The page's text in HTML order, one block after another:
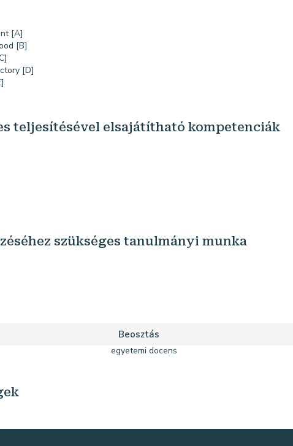
[A]
[B]
[D]
teljesítésével elsajátítható kompetenciák
szükséges tanulmányi munka
Beosztás
egyetemi docens